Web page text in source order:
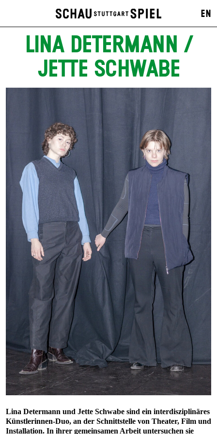
EN
LINA DETERMANN /
JETTE SCHWABE
Lina Determann und Jette Schwabe sind ein interdisziplinäres
Künstlerinnen-Duo, an der Schnittstelle von Theater, Film und
Installation. In ihrer gemeinsamen Arbeit untersuchen sie